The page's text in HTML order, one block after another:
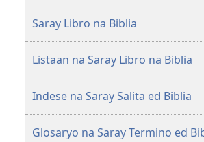
Masanton
Saray Libro na Biblia
Listaan na Saray Libro na Biblia
Indese na Saray Salita ed Biblia
Glosaryo na Saray Termino ed